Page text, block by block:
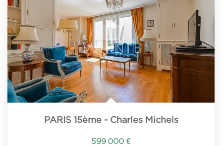
PARIS 15ème - Charles Michels
599 000 €